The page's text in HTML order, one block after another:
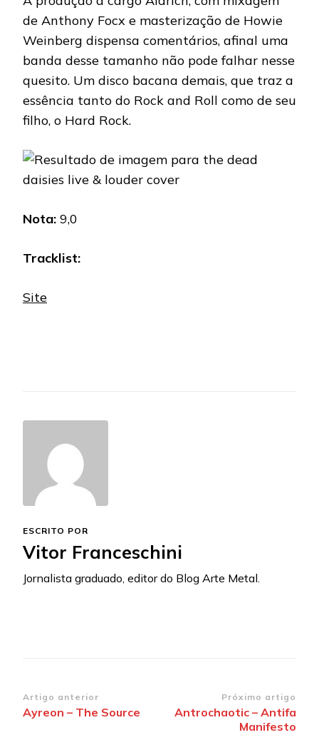
de Anthony Focx e masterização de Howie
Weinberg dispensa comentários, afinal uma
banda desse tamanho não pode falhar nesse
quesito. Um disco bacana demais, que traz a
essência tanto do Rock and Roll como de seu
filho, o Hard Rock.
Nota: 9,0
Tracklist:
Site
ESCRITO POR
Vitor Franceschini
Jornalista graduado, editor do Blog Arte Metal.
Navegação
de
Artigo anterior
Ayreon – The Source
Próximo artigo
Antrochaotic – Antifa
Manifesto